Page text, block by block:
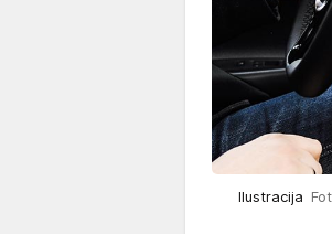
Ilustracija